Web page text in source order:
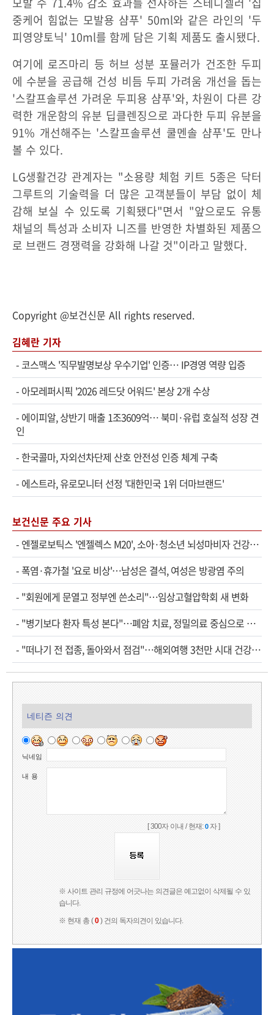
중케어 힘없는 모발용 샴푸' 50ml와 같은 라인의 '두
피영양토닉' 10ml를 함께 담은 기획 제품도 출시됐다.
여기에 로즈마리 등 허브 성분 포뮬러가 건조한 두피
에 수분을 공급해 건성 비듬 두피 가려움 개선을 돕는
'스칼프솔루션 가려운 두피용 샴푸'와, 차원이 다른 강
력한 개운함의 유분 딥클렌징으로 과다한 두피 유분을
91% 개선해주는 '스칼프솔루션 쿨멘솔 샴푸'도 만나
볼 수 있다.
LG생활건강 관계자는 "소용량 체험 키트 5종은 닥터
그루트의 기술력을 더 많은 고객분들이 부담 없이 체
감해 보실 수 있도록 기획됐다"면서 "앞으로도 유통
채널의 특성과 소비자 니즈를 반영한 차별화된 제품으
로 브랜드 경쟁력을 강화해 나갈 것"이라고 말했다.
Copyright @보건신문 All rights reserved.
김혜란 기자
- 코스맥스 '직무발명보상 우수기업' 인증… IP경영 역량 입증
- 아모레퍼시픽 '2026 레드닷 어워드' 본상 2개 수상
- 에이피알, 상반기 매출 1조3609억… 북미·유럽 호실적 성장 견
인
- 한국콜마, 자외선차단제 산호 안전성 인증 체계 구축
- 에스트라, 유로모니터 선정 '대한민국 1위 더마브랜드'
보건신문 주요 기사
- 엔젤로보틱스 '엔젤렉스 M20', 소아·청소년 뇌성마비자 건강보험 확대 적용
- 폭염·휴가철 '요로 비상'…남성은 결석, 여성은 방광염 주의
- "회원에게 문열고 정부엔 쓴소리"…임상고혈압학회 새 변화
- "병기보다 환자 특성 본다"…폐암 치료, 정밀의료 중심으로 진화
- "떠나기 전 접종, 돌아와서 점검"…해외여행 3천만 시대 건강관리법
네티즌 의견
닉네임
내 용
[ 300자 이내 / 현재:0자 ]
※ 사이트 관리 규정에 어긋나는 의견글은 예고없이 삭제될 수 있
습니다.
※ 현재 총 (0) 건의 독자의견이 있습니다.